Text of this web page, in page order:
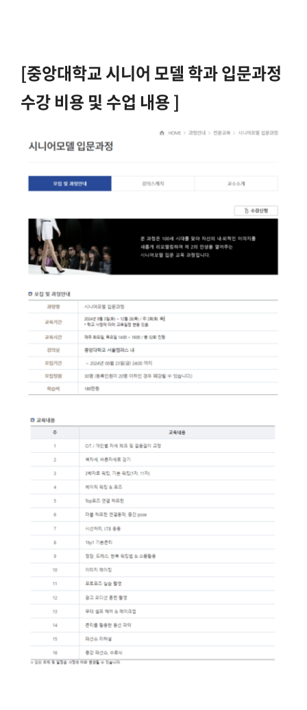
[중앙대학교 시니어 모델 학과 입문과정
수강 비용 및 수업 내용 ]